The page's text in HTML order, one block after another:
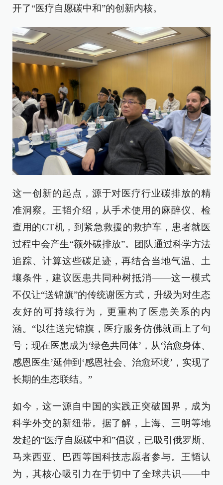
开了“医疗自愿碳中和”的创新内核。
这一创新的起点，源于对医疗行业碳排放的精
准洞察。王韬介绍，从手术使用的麻醉仪、检
查用的CT机，到紧急救援的救护车，患者就医
过程中会产生“额外碳排放”。团队通过科学方法
追踪、计算这些碳足迹，再结合当地气温、土
壤条件，建议医患共同种树抵消——这一模式
不仅让“送锦旗”的传统谢医方式，升级为对生态
友好的可持续行为，更重构了医患关系的内
涵。“以往送完锦旗，医疗服务仿佛就画上了句
号；现在医患成为‘绿色共同体’，从‘治愈身体、
感恩医生’延伸到‘感恩社会、治愈环境’，实现了
长期的生态联结。”
如今，这一源自中国的实践正突破国界，成为
科学外交的新纽带。据了解，上海、三明等地
发起的“医疗自愿碳中和”倡议，已吸引俄罗斯、
马来西亚、巴西等国科技志愿者参与。王韬认
为，其核心吸引力在于切中了全球共识——中